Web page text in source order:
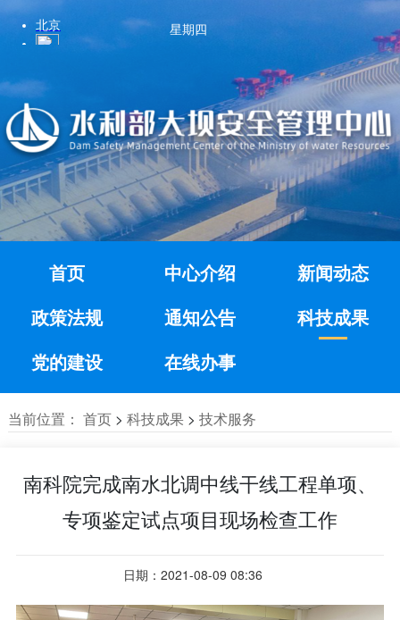
星期四
首页 中心介绍
新闻动态
政策法规
通知公告
科技成果
党的建设
在线办事
当前位置： 首页> 科技成果> 技术服务
南科院完成南水北调中线干线工程单项、
专项鉴定试点项目现场检查工作
日期：2021-08-09 08:36